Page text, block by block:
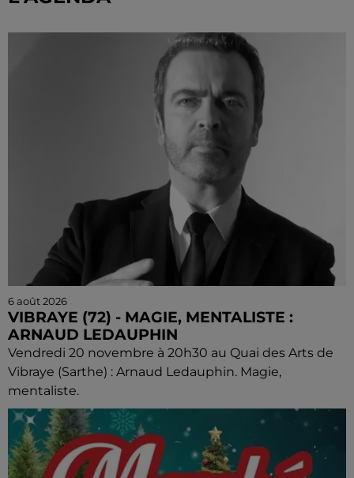
6 août 2026
VIBRAYE (72) - MAGIE, MENTALISTE :
ARNAUD LEDAUPHIN
Vendredi 20 novembre à 20h30 au Quai des Arts de
Vibraye (Sarthe) : Arnaud Ledauphin. Magie,
mentaliste.